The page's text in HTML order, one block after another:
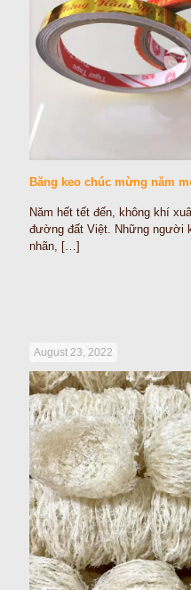
Băng keo chúc mừng năm
Năm hết tết đến, không khí
đường đất Việt. Những người
nhãn, […]
August 23, 2022